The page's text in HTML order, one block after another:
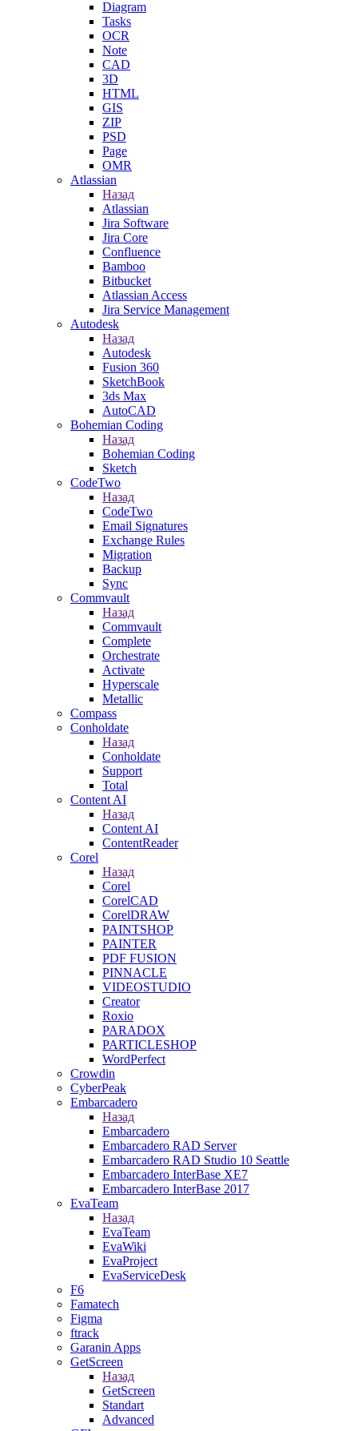
Diagram
Tasks
OCR
Note
CAD
3D
HTML
GIS
ZIP
PSD
Page
OMR
Atlassian
Назад
Atlassian
Jira Software
Jira Core
Confluence
Bamboo
Bitbucket
Atlassian Access
Jira Service Management
Autodesk
Назад
Autodesk
Fusion 360
SketchBook
3ds Max
AutoCAD
Bohemian Coding
Назад
Bohemian Coding
Sketch
CodeTwo
Назад
CodeTwo
Email Signatures
Exchange Rules
Migration
Backup
Sync
Commvault
Назад
Commvault
Complete
Orchestrate
Activate
Hyperscale
Metallic
Compass
Conholdate
Назад
Conholdate
Support
Total
Content AI
Назад
Content AI
ContentReader
Corel
Назад
Corel
CorelCAD
CorelDRAW
PAINTSHOP
PAINTER
PDF FUSION
PINNACLE
VIDEOSTUDIO
Creator
Roxio
PARADOX
PARTICLESHOP
WordPerfect
Crowdin
CyberPeak
Embarcadero
Назад
Embarcadero
Embarcadero RAD Server
Embarcadero RAD Studio 10 Seattle
Embarcadero InterBase XE7
Embarcadero InterBase 2017
EvaTeam
Назад
EvaTeam
EvaWiki
EvaProject
EvaServiceDesk
F6
Famatech
Figma
ftrack
Garanin Apps
GetScreen
Назад
GetScreen
Standart
Advanced